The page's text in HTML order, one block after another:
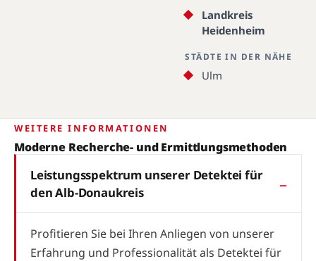
Landkreis
Heidenheim
STÄDTE IN DER NÄHE
Ulm
WEITERE INFORMATIONEN
Moderne Recherche- und Ermittlungsmethoden
Leistungsspektrum unserer Detektei für
den Alb-Donaukreis
Profitieren Sie bei Ihren Anliegen von unserer
Erfahrung und Professionalität als Detektei für